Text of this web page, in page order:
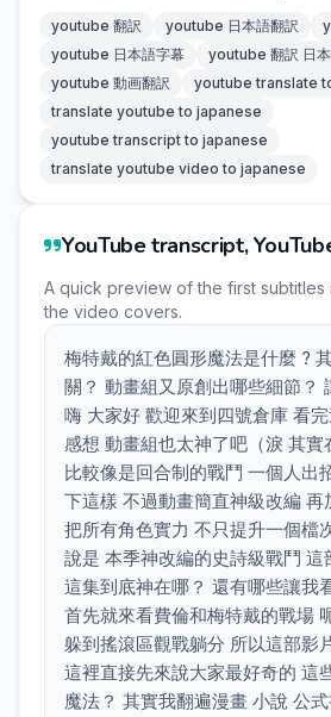
youtube 翻訳 youtube 日本語翻訳
youtube 日本語字幕
youtube 翻訳 日
youtube 動画翻訳
youtube translate
translate youtube to japanese
youtube transcript to japanese
translate youtube video to japanese
YouTube transcript,
A quick preview of the first
the video covers.
梅特戴的紅色圓形魔法是什麼 ?
關？ 動畫組又原創出哪些細節？
嗨 大家好 歡迎來到四號倉庫 看
感想 動畫組也太神了吧（淚 其實
比較像是回合制的戰鬥 一個人出
下這樣 不過動畫簡直神級改編 再
把所有角色實力 不只提升一個檔
說是 本季神改編的史詩級戰鬥 這
這集到底神在哪？ 還有哪些讓我
首先就來看費倫和梅特戴的戰場
躲到搖滾區觀戰躺分 所以這部影
這裡直接先來說大家最好奇的 這
魔法？ 其實我翻遍漫畫 小說 公